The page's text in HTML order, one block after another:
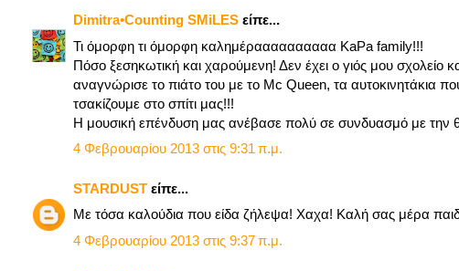
Dimitra•Counting SΜiLES είπε...
Τι όμορφη τι όμορφη καλημέραααααααααα ΚaPa family!!!
Πόσο ξεσηκωτική και χαρούμενη! Δεν έχει ο γιός μου σχολείο
αναγνώρισε το πιάτο του με το Mc Queen, τα αυτοκινητάκια
τσακίζουμε στο σπίτι μας!!!
Η μουσική επένδυση μας ανέβασε πολύ σε συνδυασμό με την
4 Φεβρουαρίου 2013 στις 9:31 π.μ.
STARDUST είπε...
Με τόσα καλούδια που είδα ζήλεψα! Χαχα! Καλή σας μέρα
4 Φεβρουαρίου 2013 στις 9:37 π.μ.